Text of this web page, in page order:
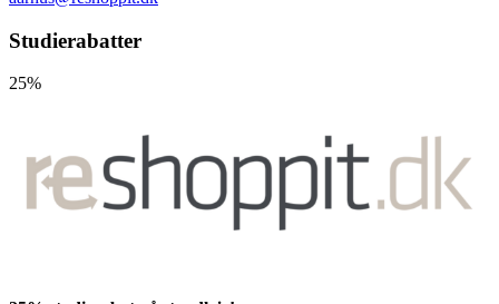
Studierabatter
25%